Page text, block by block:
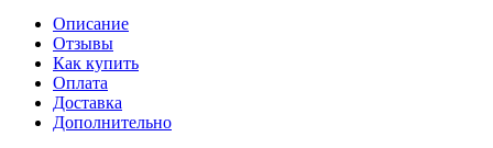
Описание
Отзывы
Как купить
Оплата
Доставка
Дополнительно